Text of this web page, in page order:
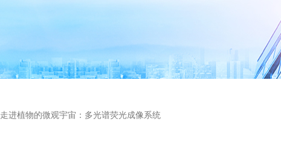
走进植物的微观宇宙：多光谱荧光成像系统